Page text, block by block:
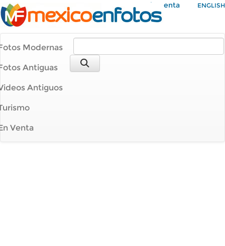
Mi Cuenta ENGLISH
Modernas
Antiguas
Antiguos
Venta